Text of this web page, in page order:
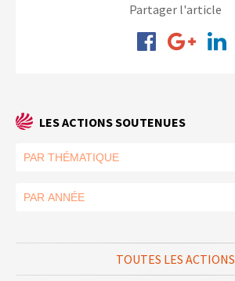
Partager l'article
LES ACTIONS SOUTENUES
TOUTES LES ACTIONS